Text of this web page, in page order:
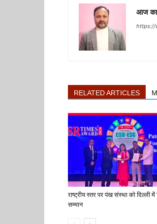
आज का
https://
RELATED ARTICLES
राष्ट्रीय स्तर पर पंख संस्था को दिल्ली में
सम्मान